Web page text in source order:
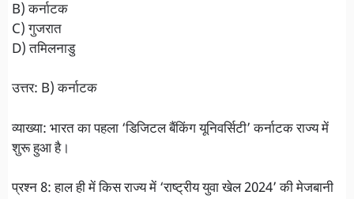
B) कर्नाटक
C) गुजरात
D) तमिलनाडु
उत्तर: B) कर्नाटक
व्याख्या: भारत का पहला ‘डिजिटल बैंकिंग यूनिवर्सिटी’ कर्नाटक राज्य में
शुरू हुआ है।
प्रश्न 8: हाल ही में किस राज्य में ‘राष्ट्रीय युवा खेल 2024’ की मेजबानी